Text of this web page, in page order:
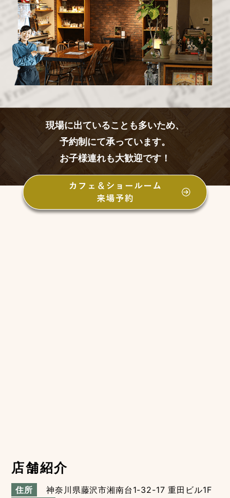
現場に出ていることも多いため、
予約制にて承っています。
お子様連れも大歓迎です！
店舗紹介
住所
神奈川県藤沢市湘南台1-32-17 重田ビル1F